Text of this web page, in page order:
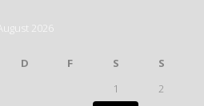
August 2026
D F S
S
1
2